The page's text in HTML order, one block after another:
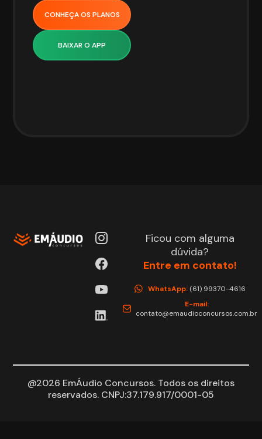
CONHEÇA OS PLANOS
BAIXAR O APP
Ficou com alguma
dúvida?
Entre em contato!
WhatsApp: (61) 99370-4616
E-mail:
contato@emaudioconcursos.com.br
@2026 EmÁudio Concursos. Todos os direitos
reservados. CNPJ:37.179.917/0001-05